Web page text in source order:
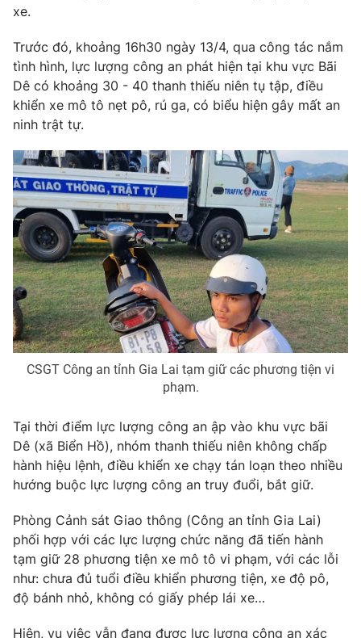
Khán giả
Giải sao mai
Du lịch
Làm đẹp
Chất lượng cuộc sống
Tuyển sinh
Học trực tuyến
Công nghệ
Hitech Công nghệ tương lai
Thị trường
Tư vấn
Giao lưu trực tuyến
Lịch phát sóng
Chuyên mục khác
Emagazine Podcast
Photo Infographic
Video Shorts video
VTV Thể thao
VTV Sức khoẻ Bất động sản
Thị trường 24h Tấm lòng Việt
VTV4 Vươn mình bằng AI
VTV9 VTV8
Liên hệ tòa soạn English
xe.
Trước đó, khoảng 16h30 ngày 13/4, qua công tác nắm
tình hình, lực lượng công an phát hiện tại khu vực Bãi
Dê có khoảng 30 - 40 thanh thiếu niên tụ tập, điều
khiển xe mô tô nẹt pô, rú ga, có biểu hiện gây mất an
ninh trật tự.
CSGT Công an tỉnh Gia Lai tạm giữ các phương tiện vi
phạm.
Tại thời điểm lực lượng công an ập vào khu vực bãi
Dê (xã Biển Hồ), nhóm thanh thiếu niên không chấp
hành hiệu lệnh, điều khiển xe chạy tán loạn theo nhiều
hướng buộc lực lượng công an truy đuổi, bắt giữ.
Phòng Cảnh sát Giao thông (Công an tỉnh Gia Lai)
phối hợp với các lực lượng chức năng đã tiến hành
tạm giữ 28 phương tiện xe mô tô vi phạm, với các lỗi
như: chưa đủ tuổi điều khiển phương tiện, xe độ pô,
độ bánh nhỏ, không có giấy phép lái xe…
Hiện, vụ việc vẫn đang được lực lượng công an xác